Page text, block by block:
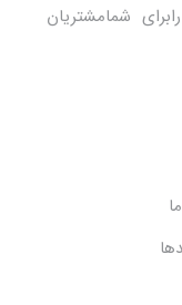
شمامشتریان